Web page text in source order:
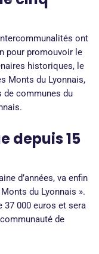
ont
pour promouvoir le
historiques, le
Monts du Lyonnais,
de communes du
depuis 15
d’années, va enfin
du Lyonnais ».
37 000 euros et sera
de